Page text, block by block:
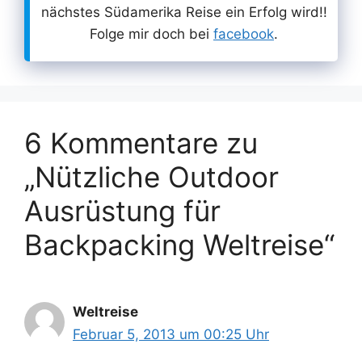
nächstes Südamerika Reise ein Erfolg wird!!
Folge mir doch bei facebook.
6 Kommentare zu
„Nützliche Outdoor
Ausrüstung für
Backpacking Weltreise“
Weltreise
Februar 5, 2013 um 00:25 Uhr